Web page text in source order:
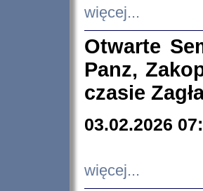
więcej...
Otwarte
Panz,
czasie
03.02.2026
więcej...